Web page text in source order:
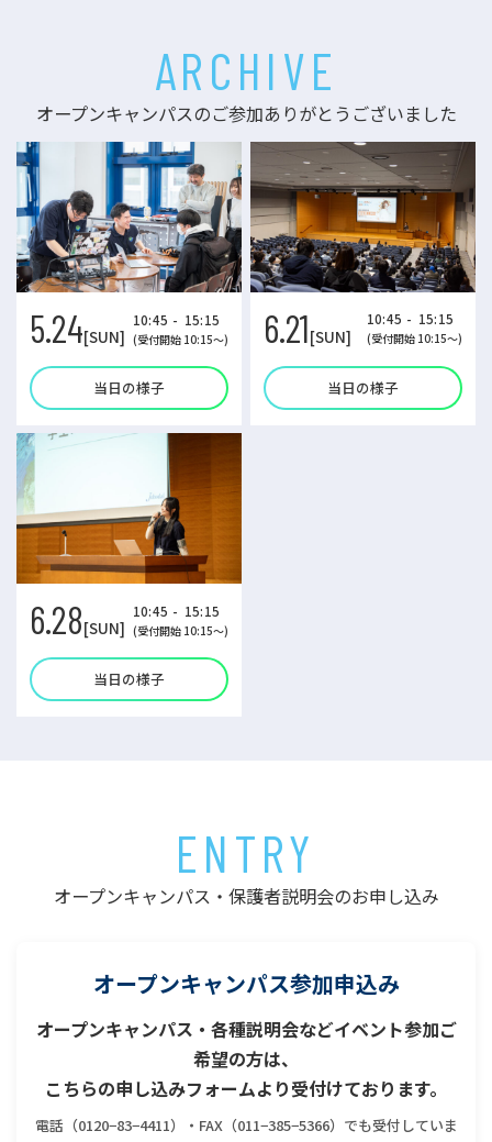
ARCHIVE
オープンキャンパスのご参加ありがとうございました
5.24[SUN]
10:45 - 15:15
(受付開始 10:15～)
当日の様子
6.21[SUN]
10:45 - 15:15
(受付開始 10:15～)
当日の様子
6.28[SUN]
10:45 - 15:15
(受付開始 10:15～)
当日の様子
ENTRY
オープンキャンパス・保護者説明会のお申し込み
オープンキャンパス参加申込み
オープンキャンパス・各種説明会などイベント参加ご
希望の方は、
こちらの申し込みフォームより受付けております。
電話（0120−83−4411）・FAX（011−385−5366）でも受付していま